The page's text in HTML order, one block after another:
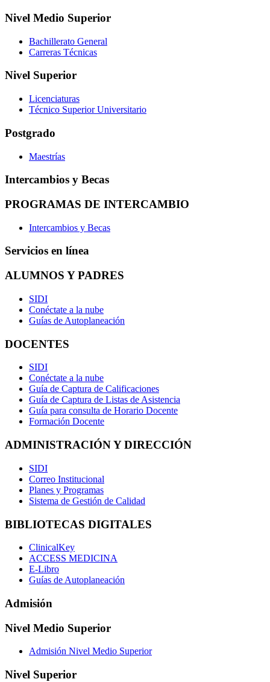
Nivel Medio Superior
Bachillerato General
Carreras Técnicas
Nivel Superior
Licenciaturas
Técnico Superior Universitario
Postgrado
Maestrías
Intercambios y Becas
PROGRAMAS DE INTERCAMBIO
Intercambios y Becas
Servicios en línea
ALUMNOS Y PADRES
SIDI
Conéctate a la nube
Guías de Autoplaneación
DOCENTES
SIDI
Conéctate a la nube
Guía de Captura de Calificaciones
Guía de Captura de Listas de Asistencia
Guía para consulta de Horario Docente
Formación Docente
ADMINISTRACIÓN Y DIRECCIÓN
SIDI
Correo Institucional
Planes y Programas
Sistema de Gestión de Calidad
BIBLIOTECAS DIGITALES
ClinicalKey
ACCESS MEDICINA
E-Libro
Guías de Autoplaneación
Admisión
Nivel Medio Superior
Admisión Nivel Medio Superior
Nivel Superior